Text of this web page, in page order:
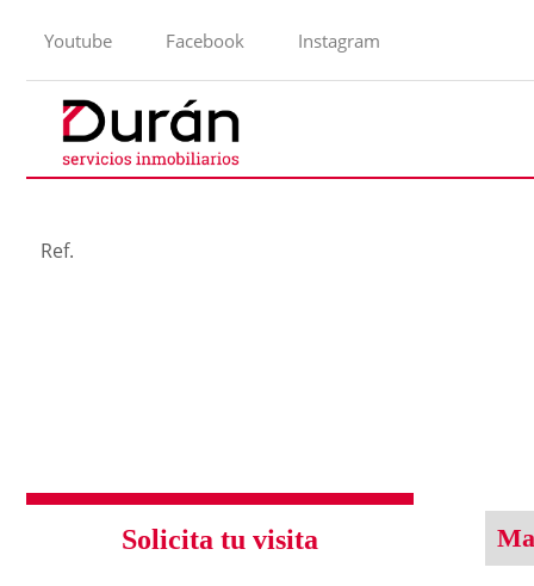
Youtube Facebook Instagram
Ref.
Solicita tu visita